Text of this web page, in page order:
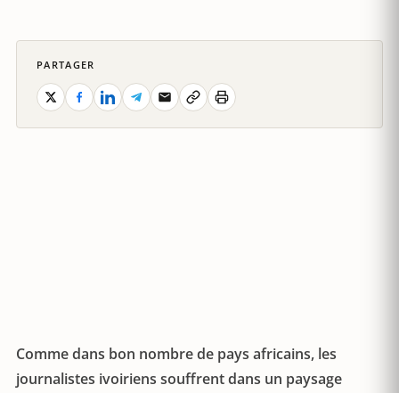
Comme dans bon nombre de pays africains, les
journalistes ivoiriens souffrent dans un paysage
PARTAGER